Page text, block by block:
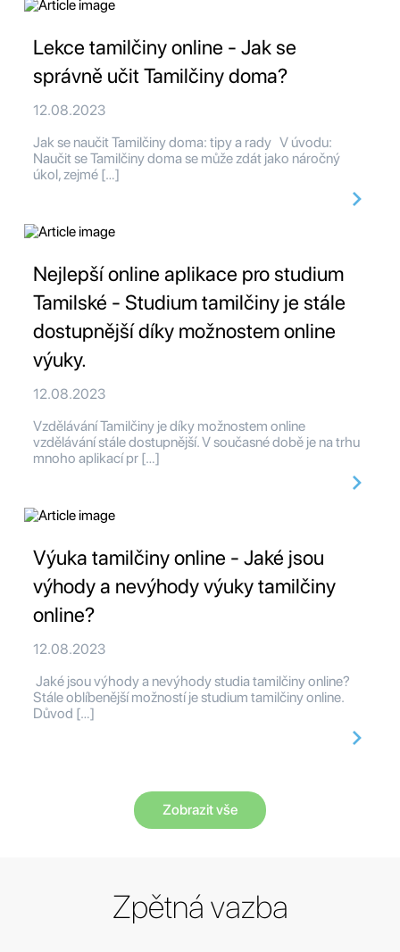
Lekce tamilčiny online - Jak se
správně učit Tamilčiny doma?
12.08.2023
Jak se naučit Tamilčiny doma: tipy a rady V úvodu:
Naučit se Tamilčiny doma se může zdát jako náročný
úkol, zejmé […]
Nejlepší online aplikace pro studium
Tamilské - Studium tamilčiny je stále
dostupnější díky možnostem online
výuky.
12.08.2023
Vzdělávání Tamilčiny je díky možnostem online
vzdělávání stále dostupnější. V současné době je na trhu
mnoho aplikací pr […]
Výuka tamilčiny online - Jaké jsou
výhody a nevýhody výuky tamilčiny
online?
12.08.2023
Jaké jsou výhody a nevýhody studia tamilčiny online?
Stále oblíbenější možností je studium tamilčiny online.
Důvod […]
Zobrazit vše
Zpětná vazba